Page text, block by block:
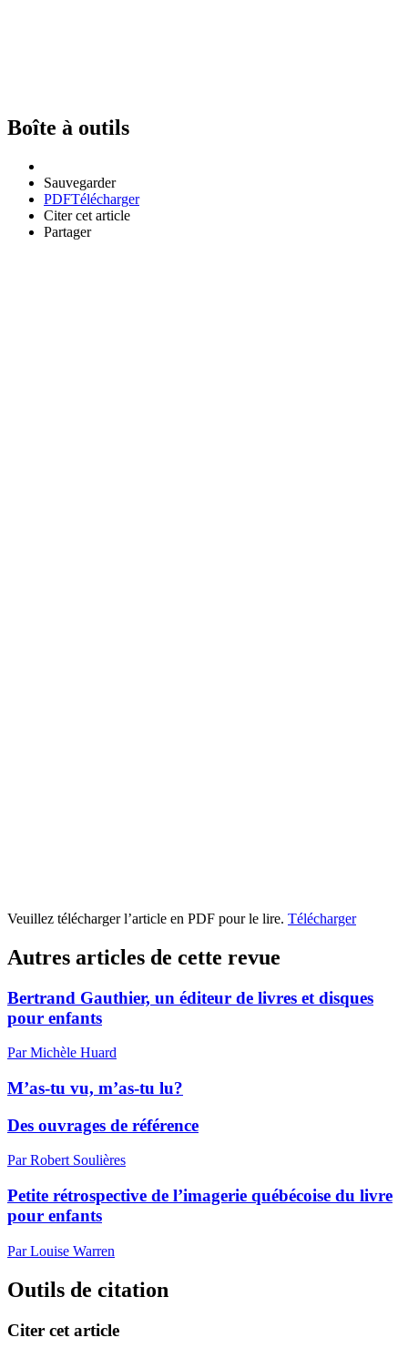
Boîte à outils
Sauvegarder
PDFTélécharger
Citer cet article
Partager
Veuillez télécharger l’article en PDF pour le lire. Télécharger
Autres articles de cette revue
Bertrand Gauthier, un éditeur de livres et disques
pour enfants
Par Michèle Huard
M’as-tu vu, m’as-tu lu?
Des ouvrages de référence
Par Robert Soulières
Petite rétrospective de l’imagerie québécoise du livre
pour enfants
Par Louise Warren
Outils de citation
Citer cet article